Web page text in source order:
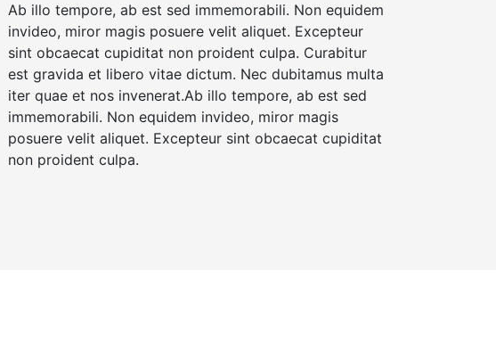
Ab illo tempore, ab est sed immemorabili. Non equidem
invideo, miror magis posuere velit aliquet. Excepteur
sint obcaecat cupiditat non proident culpa. Curabitur
est gravida et libero vitae dictum. Nec dubitamus multa
iter quae et nos invenerat.Ab illo tempore, ab est sed
immemorabili. Non equidem invideo, miror magis
posuere velit aliquet. Excepteur sint obcaecat cupiditat
non proident culpa.